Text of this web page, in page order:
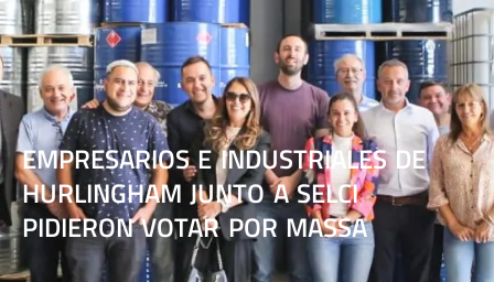
EMPRESARIOS E INDUSTRIALES DE
HURLINGHAM JUNTO A SELCI
PIDIERON VOTAR POR MASSA